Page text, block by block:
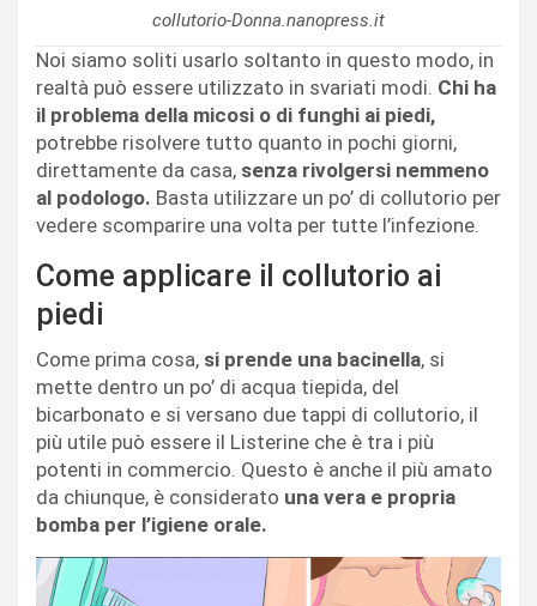
collutorio-Donna.nanopress.it
Noi siamo soliti usarlo soltanto in questo modo, in
realtà può essere utilizzato in svariati modi. Chi ha
il problema della micosi o di funghi ai piedi,
potrebbe risolvere tutto quanto in pochi giorni,
direttamente da casa, senza rivolgersi nemmeno
al podologo. Basta utilizzare un po’ di collutorio per
vedere scomparire una volta per tutte l’infezione.
Come applicare il collutorio ai
piedi
Come prima cosa, si prende una bacinella, si
mette dentro un po’ di acqua tiepida, del
bicarbonato e si versano due tappi di collutorio, il
più utile può essere il Listerine che è tra i più
potenti in commercio. Questo è anche il più amato
da chiunque, è considerato una vera e propria
bomba per l’igiene orale.